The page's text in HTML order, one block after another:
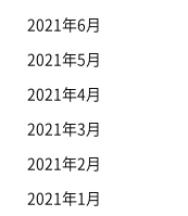
2021年6月
2021年5月
2021年4月
2021年3月
2021年2月
2021年1月